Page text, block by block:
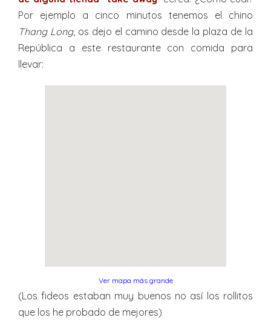
Por ejemplo a cinco minutos tenemos el chino
Thang Long, os dejo el camino desde la plaza de la
República a este restaurante con comida para
llevar:
Ver mapa más grande
(Los fideos estaban muy buenos no así los rollitos
que los he probado de mejores)